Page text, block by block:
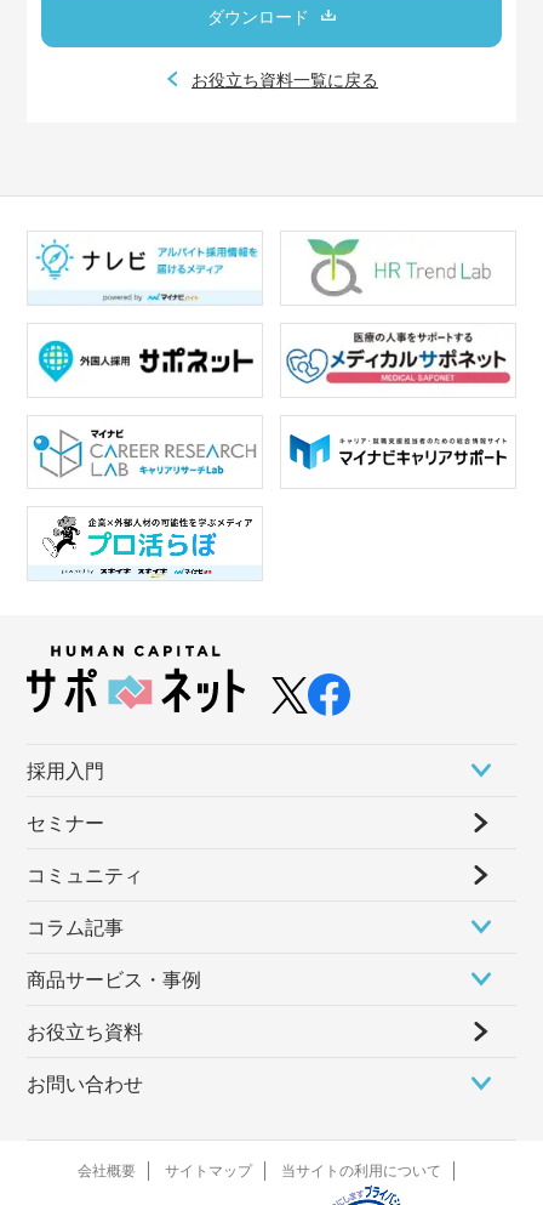
ダウンロード
お役立ち資料一覧に戻る
採⽤⼊⾨
セミナー
コミュニティ
コラム記事
商品サービス・事例
お役立ち資料
お問い合わせ
会社概要 サイトマップ 当サイトの利用について